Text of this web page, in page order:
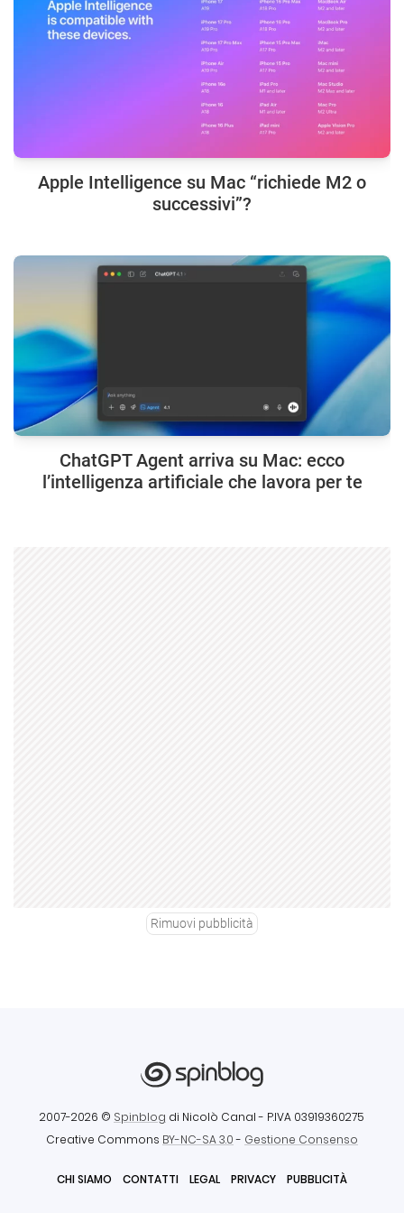
Apple Intelligence su Mac “richiede M2 o
successivi”?
ChatGPT Agent arriva su Mac: ecco
l’intelligenza artificiale che lavora per te
Rimuovi pubblicità
2007-2026 © Spinblog di Nicolò Canal - P.IVA 03919360275
Creative Commons BY-NC-SA 3.0- Gestione Consenso
CHI SIAMO CONTATTI LEGAL PRIVACY PUBBLICITÀ